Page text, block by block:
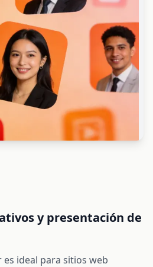
y presentación de
ideal para sitios web